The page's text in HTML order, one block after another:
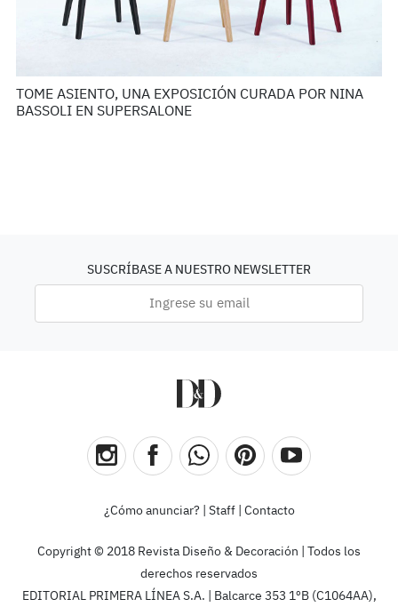
TOME ASIENTO, UNA EXPOSICIÓN CURADA POR NINA
BASSOLI EN SUPERSALONE
SUSCRÍBASE A NUESTRO NEWSLETTER
¿Cómo anunciar? Staff| Contacto
Copyright © 2018 Revista Diseño & Decoración | Todos los
derechos reservados
EDITORIAL PRIMERA LÍNEA S.A. | Balcarce 353 1ºB (C1064AA),